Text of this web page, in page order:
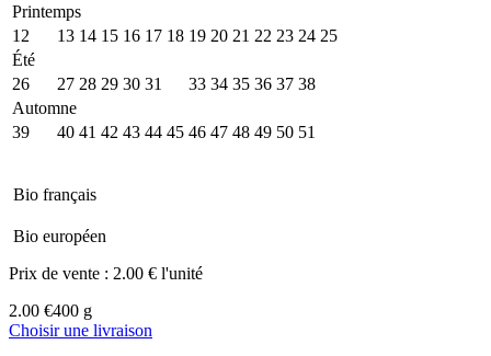
Printemps
12
13 14 15 16 17 18 19 20 21 22 23 24 25
Été
26
27 28 29 30 31 33 34 35 36 37 38
Automne
39
40 41 42 43 44 45 46 47 48 49 50 51
Bio français
Bio européen
Prix de vente : 2.00 € l'unité
2.00 €400 g
Choisir une livraison